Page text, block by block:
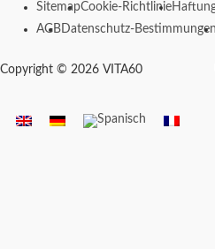
SitemapCookie-Richtlinie
AGBDatenschutz-Bestimmungen
Copyright © 2026 VITA60